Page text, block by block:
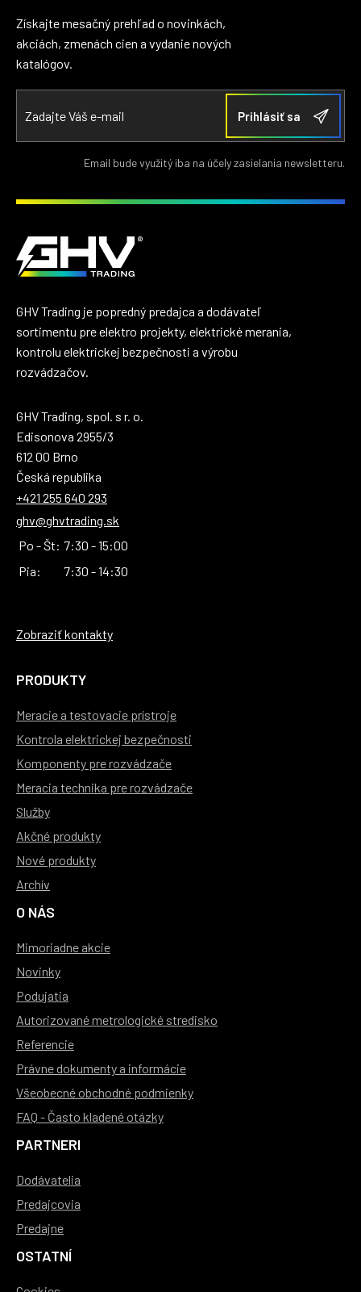
Získajte mesačný prehľad o novinkách,
akciách, zmenách cien a vydanie nových
katalógov.
Email bude využitý iba na účely zasielania newsletteru.
GHV Trading je popredný predajca a dodávateľ
sortimentu pre elektro projekty, elektrické merania,
kontrolu elektrickej bezpečnosti a výrobu
rozvádzačov.
GHV Trading, spol. s r. o.
Edisonova 2955/3
612 00 Brno
Česká republika
+421 255 640 293
ghv@ghvtrading.sk
Po - Št: 7:30 - 15:00
Pia:
7:30 - 14:30
Zobraziť kontakty
PRODUKTY
Meracie a testovacie prístroje
Kontrola elektrickej bezpečnosti
Komponenty pre rozvádzače
Meracia technika pre rozvádzače
Služby
Akčné produkty
Nové produkty
Archív
O NÁS
Mimoriadne akcie
Novinky
Podujatia
Autorizované metrologické stredisko
Referencie
Právne dokumenty a informácie
Všeobecné obchodné podmienky
FAQ - Často kladené otázky
PARTNERI
Dodávatelia
Predajcovia
Predajne
OSTATNÍ